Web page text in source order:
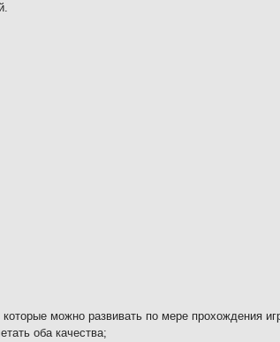
можно развивать по мере прохождения
оба качества;